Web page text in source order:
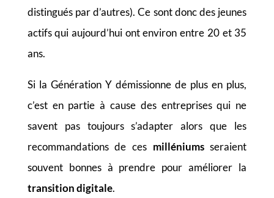
distingués par d’autres). Ce sont donc des jeunes
actifs qui aujourd’hui ont environ entre 20 et 35
ans.
Si la Génération Y démissionne de plus en plus,
c’est en partie à cause des entreprises qui ne
savent pas toujours s’adapter alors que les
recommandations de ces milléniumsseraient
souvent bonnes à prendre pour améliorer la
transition digitale.